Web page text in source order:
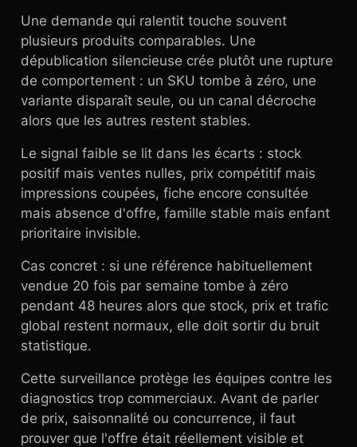
Une demande qui ralentit touche souvent
plusieurs produits comparables. Une
dépublication silencieuse crée plutôt une rupture
de comportement : un SKU tombe à zéro, une
variante disparaît seule, ou un canal décroche
alors que les autres restent stables.
Le signal faible se lit dans les écarts : stock
positif mais ventes nulles, prix compétitif mais
impressions coupées, fiche encore consultée
mais absence d'offre, famille stable mais enfant
prioritaire invisible.
Cas concret : si une référence habituellement
vendue 20 fois par semaine tombe à zéro
pendant 48 heures alors que stock, prix et trafic
global restent normaux, elle doit sortir du bruit
statistique.
Cette surveillance protège les équipes contre les
diagnostics trop commerciaux. Avant de parler
de prix, saisonnalité ou concurrence, il faut
prouver que l'offre était réellement visible et